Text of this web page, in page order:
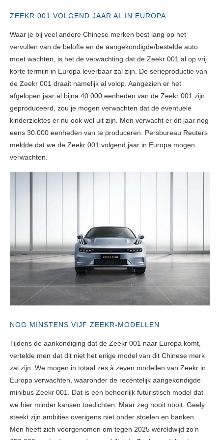
ZEEKR 001 VOLGEND JAAR AL IN EUROPA
Waar je bij veel andere Chinese merken best lang op het
vervullen van de belofte en de aangekondigde/bestelde auto
moet wachten, is het de verwachting dat de Zeekr 001 al op vrij
korte termijn in Europa leverbaar zal zijn. De serieproductie van
de Zeekr 001 draait namelijk al volop. Aangezien er het
afgelopen jaar al bijna 40.000 eenheden van de Zeekr 001 zijn
geproduceerd, zou je mogen verwachten dat de eventuele
kinderziektes er nu ook wel uit zijn. Men verwacht er dit jaar nog
eens 30.000 eenheden van te produceren. Persbureau Reuters
meldde dat we de Zeekr 001 volgend jaar in Europa mogen
verwachten.
NOG MINSTENS VIJF ZEEKR-MODELLEN
Tijdens de aankondiging dat de Zeekr 001 naar Europa komt,
vertelde men dat dit niet het enige model van dit Chinese merk
zal zijn. We mogen in totaal zes à zeven modellen van Zeekr in
Europa verwachten, waaronder de recentelijk aangekondigde
minibus Zeekr 001. Dat is een behoorlijk futuristisch model dat
we hier minder kansen toedichten. Maar zeg nooit nooit. Geely
steekt zijn ambities overigens niet onder stoelen en banken.
Men heeft zich voorgenomen om tegen 2025 wereldwijd zo’n